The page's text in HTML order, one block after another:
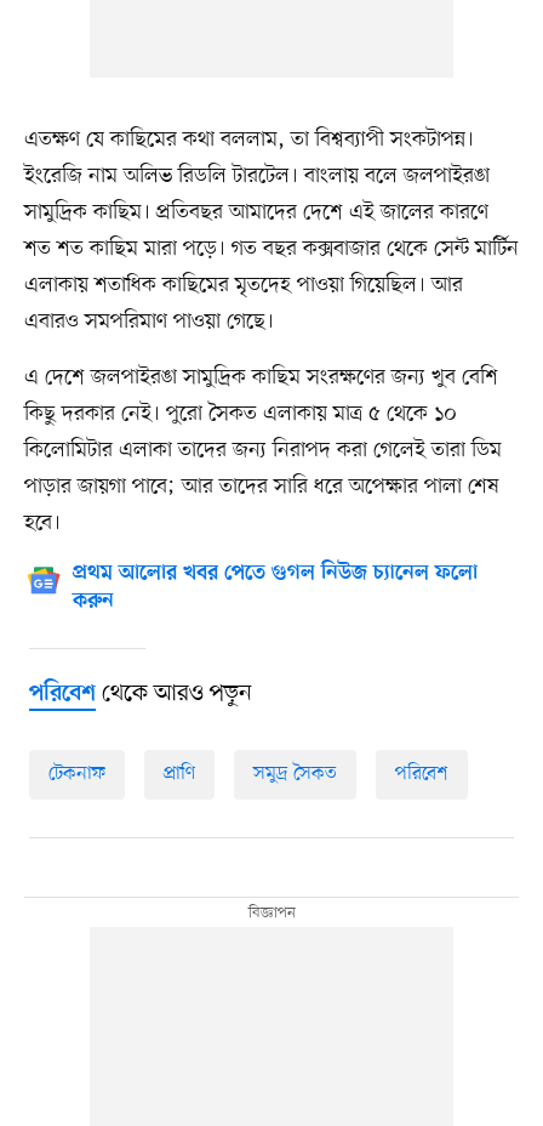
এতক্ষণ যে কাছিমের কথা বললাম, তা বিশ্বব্যাপী সংকটাপন্ন।
ইংরেজি নাম অলিভ রিডলি টারটেল। বাংলায় বলে জলপাইরঙা
সামুদ্রিক কাছিম। প্রতিবছর আমাদের দেশে এই জালের কারণে
শত শত কাছিম মারা পড়ে। গত বছর কক্সবাজার থেকে সেন্ট মার্টিন
এলাকায় শতাধিক কাছিমের মৃতদেহ পাওয়া গিয়েছিল। আর
এবারও সমপরিমাণ পাওয়া গেছে।
এ দেশে জলপাইরঙা সামুদ্রিক কাছিম সংরক্ষণের জন্য খুব বেশি
কিছু দরকার নেই। পুরো সৈকত এলাকায় মাত্র ৫ থেকে ১০
কিলোমিটার এলাকা তাদের জন্য নিরাপদ করা গেলেই তারা ডিম
পাড়ার জায়গা পাবে; আর তাদের সারি ধরে অপেক্ষার পালা শেষ
হবে।
প্রথম আলোর খবর পেতে গুগল নিউজ চ্যানেল ফলো
করুন
পরিবেশথেকে আরও পড়ুন
টেকনাফ প্রাণি সমুদ্র সৈকত পরিবেশ